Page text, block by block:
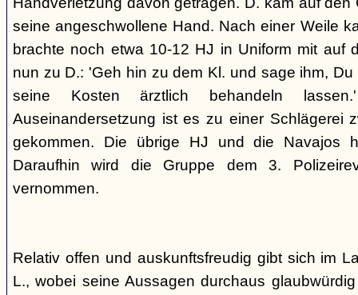
seine angeschwollene Hand. Nach einer Weile
brachte noch etwa 10-12 HJ in Uniform mit auf
nun zu D.: 'Geh hin zu dem Kl. und sage ihm,
seine Kosten ärztlich behandeln
Auseinandersetzung ist es zu einer Schlägerei
gekommen. Die übrige HJ und die Navajos
Daraufhin wird die Gruppe dem 3.
vernommen.
Relativ offen und auskunftsfreudig gibt sich im
L., wobei seine Aussagen durchaus